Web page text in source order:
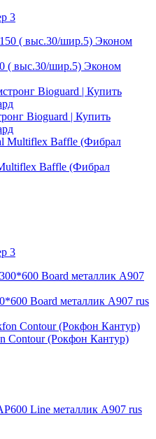
( выс.30/шир.5) Эконом
Bioguard | Купить
Baffle (Фибрал
Board металлик А907 rus
Contour (Рокфон Кантур)
Line металлик А907 rus